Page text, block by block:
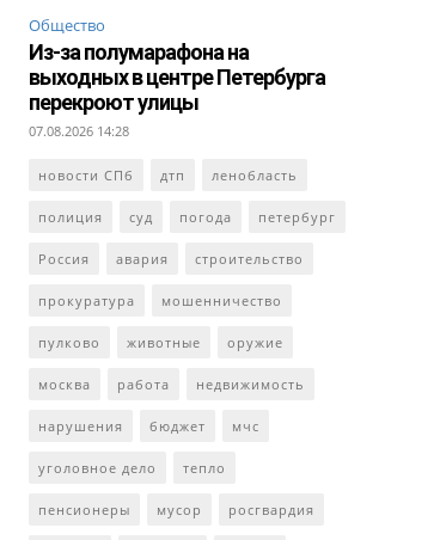
Общество
Из-за полумарафона на
выходных в центре Петербурга
перекроют улицы
07.08.2026 14:28
новости СПб дтп ленобласть
полиция суд погода петербург
Россия авария строительство
прокуратура мошенничество
пулково животные оружие
москва работа недвижимость
нарушения бюджет мчс
уголовное дело тепло
пенсионеры мусор росгвардия